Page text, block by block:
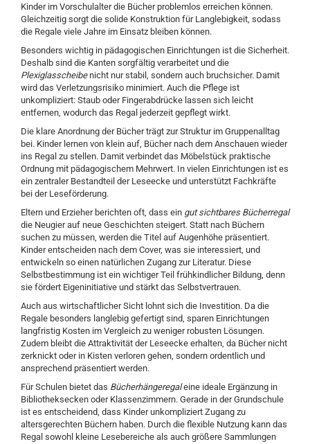
Kinder im Vorschulalter die Bücher problemlos erreichen können.
Gleichzeitig sorgt die solide Konstruktion für Langlebigkeit, sodass
die Regale viele Jahre im Einsatz bleiben können.
Besonders wichtig in pädagogischen Einrichtungen ist die Sicherheit.
Deshalb sind die Kanten sorgfältig verarbeitet und die
Plexiglasscheibenicht nur stabil, sondern auch bruchsicher. Damit
wird das Verletzungsrisiko minimiert. Auch die Pflege ist
unkompliziert: Staub oder Fingerabdrücke lassen sich leicht
entfernen, wodurch das Regal jederzeit gepflegt wirkt.
Die klare Anordnung der Bücher trägt zur Struktur im Gruppenalltag
bei. Kinder lernen von klein auf, Bücher nach dem Anschauen wieder
ins Regal zu stellen. Damit verbindet das Möbelstück praktische
Ordnung mit pädagogischem Mehrwert. In vielen Einrichtungen ist es
ein zentraler Bestandteil der Leseecke und unterstützt Fachkräfte
bei der Leseförderung.
Eltern und Erzieher berichten oft, dass ein gut sichtbares Bücherregal
die Neugier auf neue Geschichten steigert. Statt nach Büchern
suchen zu müssen, werden die Titel auf Augenhöhe präsentiert.
Kinder entscheiden nach dem Cover, was sie interessiert, und
entwickeln so einen natürlichen Zugang zur Literatur. Diese
Selbstbestimmung ist ein wichtiger Teil frühkindlicher Bildung, denn
sie fördert Eigeninitiative und stärkt das Selbstvertrauen.
Auch aus wirtschaftlicher Sicht lohnt sich die Investition. Da die
Regale besonders langlebig gefertigt sind, sparen Einrichtungen
langfristig Kosten im Vergleich zu weniger robusten Lösungen.
Zudem bleibt die Attraktivität der Leseecke erhalten, da Bücher nicht
zerknickt oder in Kisten verloren gehen, sondern ordentlich und
ansprechend präsentiert werden.
Für Schulen bietet das Bücherhängeregaleine ideale Ergänzung in
Bibliotheksecken oder Klassenzimmern. Gerade in der Grundschule
ist es entscheidend, dass Kinder unkompliziert Zugang zu
altersgerechten Büchern haben. Durch die flexible Nutzung kann das
Regal sowohl kleine Lesebereiche als auch größere Sammlungen